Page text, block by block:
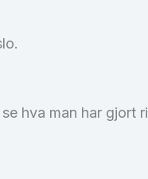
hva man har gjort